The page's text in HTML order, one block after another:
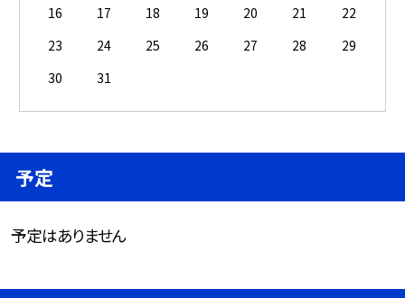
16
17 18 19 20 21
22
23
24 25 26 27 28
29
30
31
予定
予定はありません